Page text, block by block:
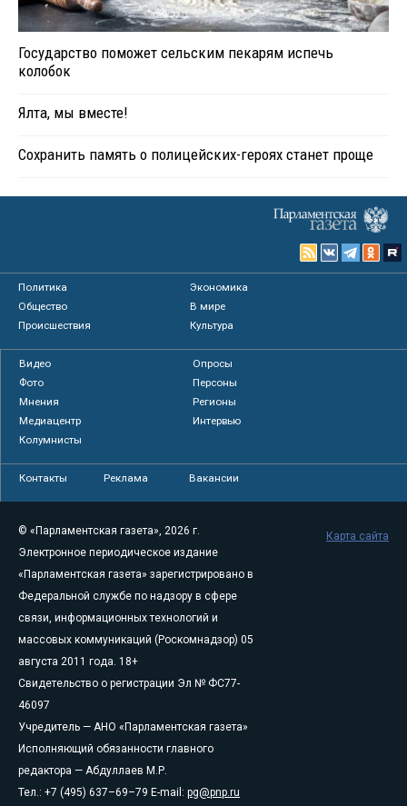
Государство поможет сельским пекарям испечь
колобок
Ялта, мы вместе!
Сохранить память о полицейских-героях станет проще
Политика
Экономика
Общество
В мире
Происшествия
Культура
Видео
Опросы
Фото
Персоны
Мнения
Регионы
Медиацентр
Интервью
Колумнисты
Контакты Реклама Вакансии
© «Парламентская газета», 2026 г.
Электронное периодическое издание
«Парламентская газета» зарегистрировано в
Федеральной службе по надзору в сфере
связи, информационных технологий и
массовых коммуникаций (Роскомнадзор) 05
августа 2011 года. 18+
Свидетельство о регистрации Эл № ФС77-
46097
Учредитель — АНО «Парламентская газета»
Исполняющий обязанности главного
редактора — Абдуллаев М.Р.
Тел.: +7 (495) 637–69–79 E-mail: pg@pnp.ru
Карта сайта